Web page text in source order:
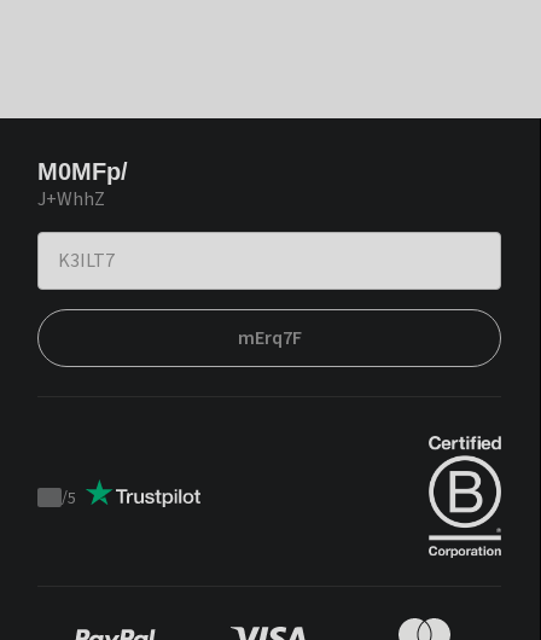
M0MFp/
J+WhhZ
mErq7F
Trustpilot
/5